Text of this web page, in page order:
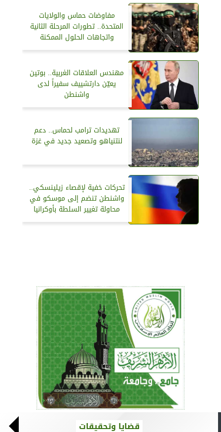
مفاوضات حماس والولايات
المتحدة.. تطورات المرحلة الثانية
واتجاهات الحلول الممكنة
مهندس العلاقات الغربية.. بوتين
يعيّن دارتشييف سفيراً لدى
واشنطن
تهديدات ترامب لحماس.. دعم
لنتنياهو وتصعيد جديد في غزة
تحركات خفية لإقصاء زيلينسكي..
واشنطن تنضم إلى موسكو في
محاولة تغيير السلطة بأوكرانيا
قضايا وتحقيقات